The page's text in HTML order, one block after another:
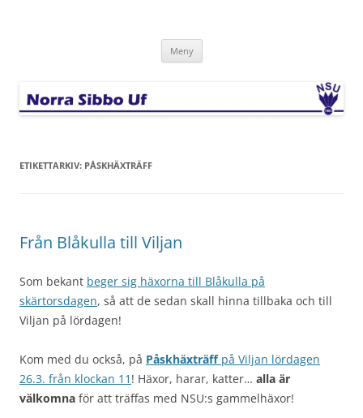
Meny
ETIKETTARKIV: PÅSKHÄXTRÄFF
Från Blåkulla till Viljan
Som bekant beger sig häxorna till Blåkulla på
skärtorsdagen, så att de sedan skall hinna tillbaka och till
Viljan på lördagen!
Kom med du också, på Påskhäxträffpå Viljan lördagen
26.3. från klockan 11 ! Häxor, harar, katter… alla är
välkomna för att träffas med NSU:s gammelhäxor!